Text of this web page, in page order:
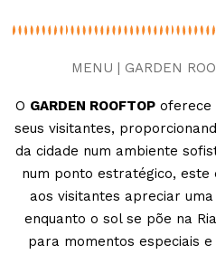
MENU | GARDEN
O GARDEN ROOFTOPoferece
seus visitantes,
da cidade num ambiente
num ponto estratégico, este
aos visitantes apreciar
enquanto o sol se põe na
para momentos especiais